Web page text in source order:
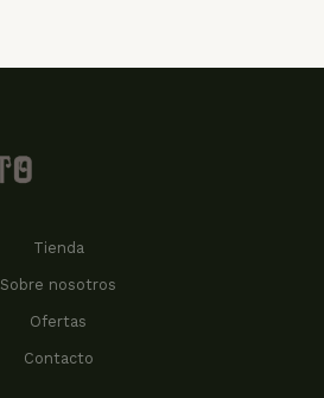
Tienda
Sobre nosotros
Ofertas
Contacto